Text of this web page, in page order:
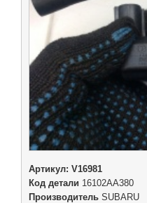
Артикул: V16981
Код детали 16102AA380
Производитель SUBARU